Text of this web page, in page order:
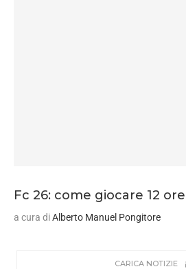
Fc 26: come giocare 12
a cura diAlberto Manuel Pongitore
CARICA NOTIZIE